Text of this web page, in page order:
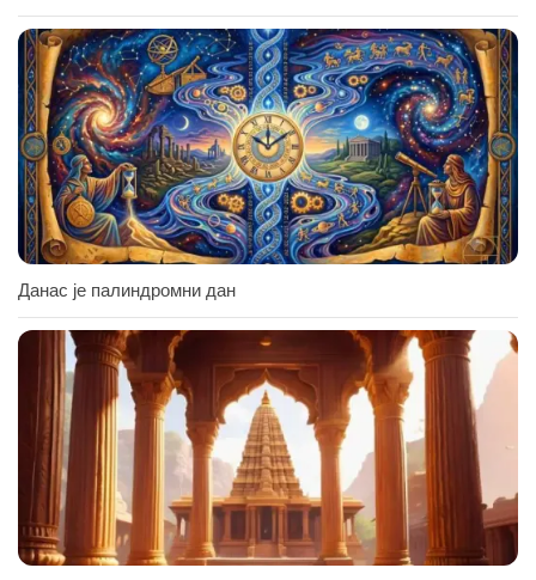
Данас је палиндромни дан